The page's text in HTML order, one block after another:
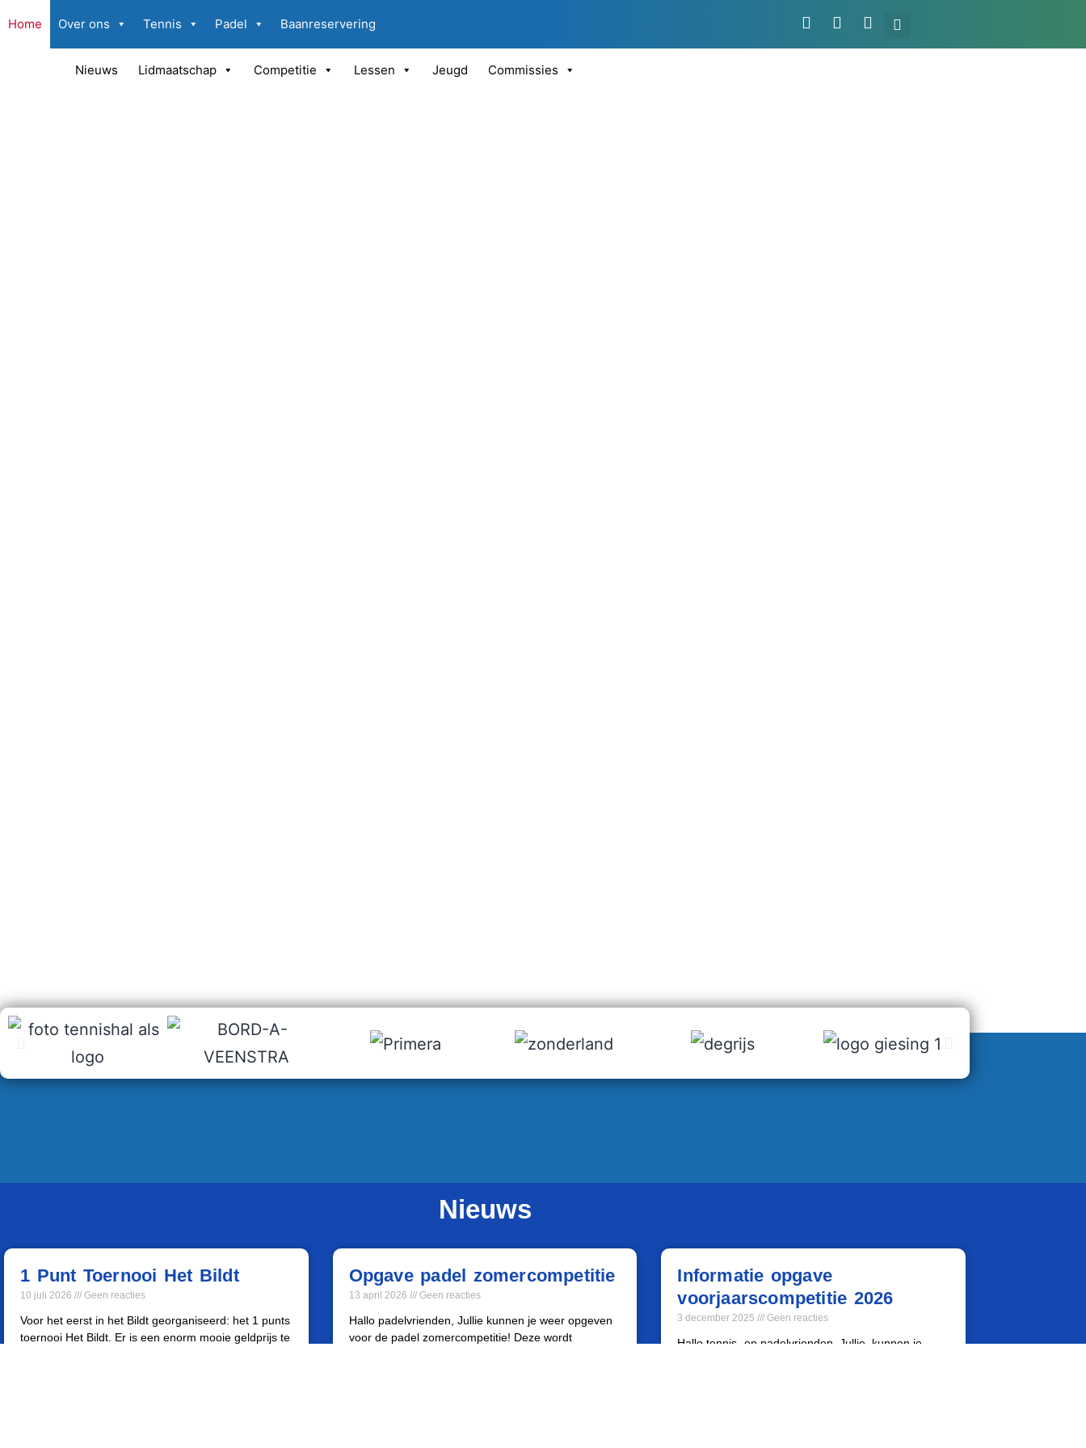
Home Over ons Tennis Padel Baanreservering
Nieuws Lidmaatschap Competitie Lessen Jeugd Commissies
Nieuws
1 Punt Toernooi Het Bildt
10 juli 2026 Geen reacties
Voor het eerst in het Bildt georganiseerd: het 1 punts
toernooi Het Bildt. Er is een enorm mooie geldprijs te
Opgave padel zomercompetitie
13 april 2026 Geen reacties
Hallo padelvrienden, Jullie kunnen je weer opgeven
voor de padel zomercompetitie! Deze wordt
Informatie opgave
voorjaarscompetitie 2026
3 december 2025 Geen reacties
Hallo tennis- en padelvrienden, Jullie kunnen je